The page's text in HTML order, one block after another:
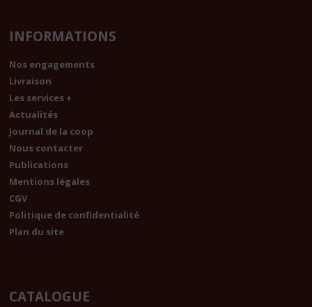
INFORMATIONS
Nos engagements
Livraison
Les services +
Actualités
Journal de la coop
Nous contacter
Publications
Mentions légales
CGV
Politique de confidentialité
Plan du site
CATALOGUE